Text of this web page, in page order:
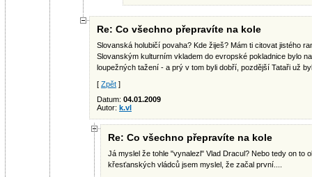
Re: Co všechno přepravíte na kole
Slovanská holubičí povaha? Kde žiješ? Mám ti citovat jistého
Slovanským kulturním vkladem do evropské pokladnice bylo
loupežných tažení - a prý v tom byli dobří, pozdější Tataři už
[ Zpět ]
Datum: 04.01.2009
Autor: k.vl
Re: Co všechno přepravíte na kole
Já myslel že tohle "vynalezl" Vlad Dracul? Nebo tedy on to
křesťanských vládců jsem myslel, že začal první....